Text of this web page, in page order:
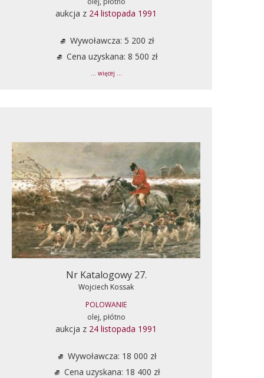
aukcja z 24 listopada 1991
Wywoławcza: 5 200 zł
Cena uzyskana: 8 500 zł
... więcej ...
Nr Katalogowy 27.
Wojciech Kossak
POLOWANIE
olej, płótno
aukcja z 24 listopada 1991
Wywoławcza: 18 000 zł
Cena uzyskana: 18 400 zł